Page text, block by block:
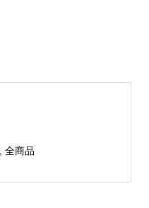
全商品